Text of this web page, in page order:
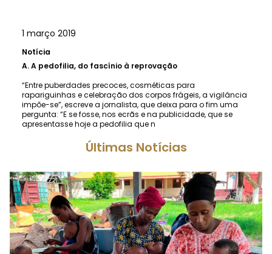
1 março 2019
Notícia
A.A pedofilia, do fascínio à reprovação
“Entre puberdades precoces, cosméticas para
rapariguinhas e celebração dos corpos frágeis, a vigilância
impõe-se”, escreve a jornalista, que deixa para o fim uma
pergunta: “E se fosse, nos ecrãs e na publicidade, que se
apresentasse hoje a pedofilia que n
Últimas Notícias